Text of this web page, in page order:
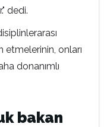
dedi.
etmelerinin, onları
donanımlı
bakan